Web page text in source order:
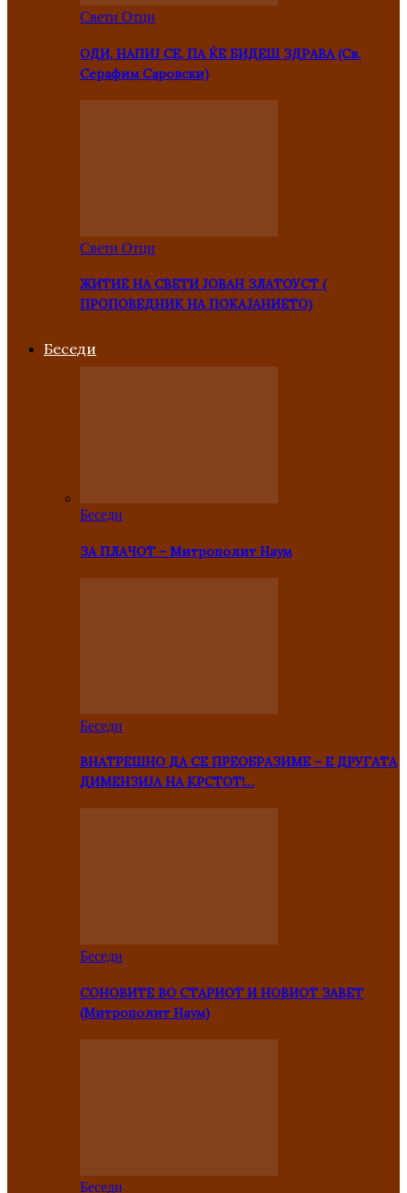
Свети Отци
ОДИ, НАПИЈ СЕ, ПА ЌЕ БИДЕШ ЗДРАВА (Св.
Серафим Саровски)
Свети Отци
ЖИТИЕ НА СВЕТИ ЈОВАН ЗЛАТОУСТ (
ПРОПОВЕДНИК НА ПОКАЈАНИЕТО)
Беседи
Беседи
ЗА ПЛАЧОТ – Митрополит Наум
Беседи
ВНАТРЕШНО ДА СЕ ПРЕОБРАЗИМЕ – Е ДРУГАТА
ДИМЕНЗИЈА НА КРСТОТ!…
Беседи
СОНОВИТЕ ВО СТАРИОТ И НОВИОТ ЗАВЕТ
(Митрополит Наум)
Беседи